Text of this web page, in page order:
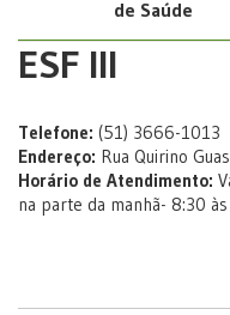
de Saúde
ESF III
Telefone: (51) 3666-1013
Endereço: Rua Quirino
Horário de Atendimento:
na parte da manhã- 8:30